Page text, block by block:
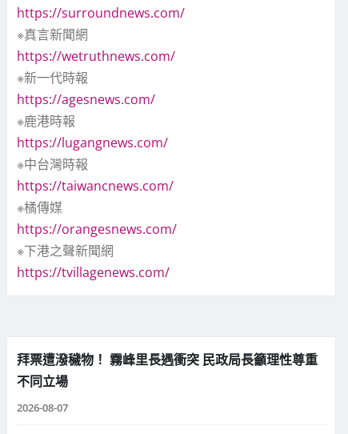
https://surroundnews.com/
※真言新聞網
https://wetruthnews.com/
※新一代時報
https://agesnews.com/
※鹿港時報
https://lugangnews.com/
※中台灣時報
https://taiwancnews.com/
※橘傳媒
https://orangesnews.com/
※下港之聲新聞網
https://tvillagenews.com/
拜票遭潑穢物！ 霧峰里長遇衝突 民政局長籲理性尊重
不同立場
2026-08-07